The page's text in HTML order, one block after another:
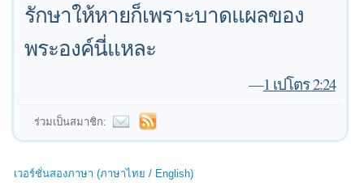
รักษาให้หายก็เพราะบาดแผลของ
พระองค์นี่แหละ
—1 เปโตร 2:24
ร่วมเป็นสมาชิก:
เวอร์ชั่นสองภาษา (ภาษาไทย / English)